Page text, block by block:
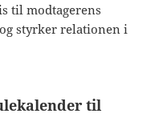
til modtagerens
styrker relationen i
til